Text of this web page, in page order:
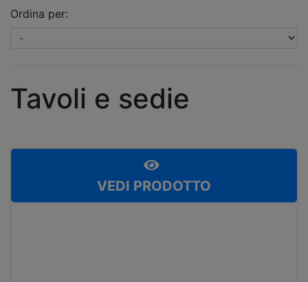
Ordina per:
Tavoli e sedie
VEDI PRODOTTO